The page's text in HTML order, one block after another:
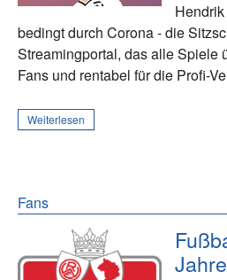
bedingt durch Corona - die
Streamingportal, das alle Spiele
Fans und rentabel für die Profi-
Weiterlesen
Fans